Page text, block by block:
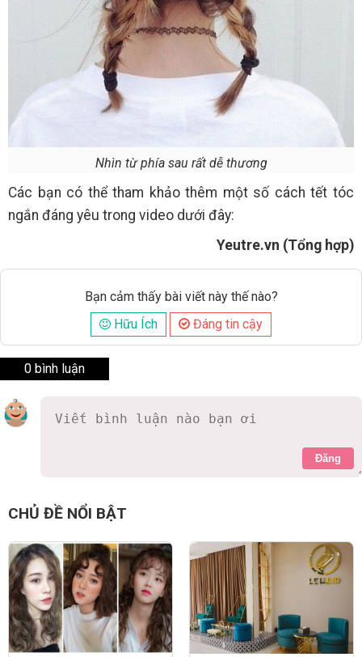
Nhìn từ phía sau rất dễ thương
Các bạn có thể tham khảo thêm một số cách tết tóc
ngắn đáng yêu trong video dưới đây:
Yeutre.vn (Tổng hợp)
Bạn cảm thấy bài viết này thế nào?
Hữu Ích
Đáng tin cậy
0 bình luận
Đăng
CHỦ ĐỀ NỔI BẬT